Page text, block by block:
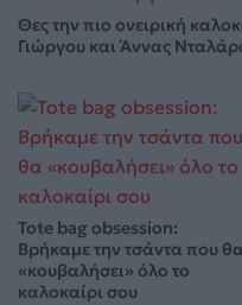
Θες την πιο ονειρική
Γιώργου και Άννας
Tote bag obsession:
Βρήκαμε την τσάντα που θα
«κουβαλήσει» όλο το
καλοκαίρι σου